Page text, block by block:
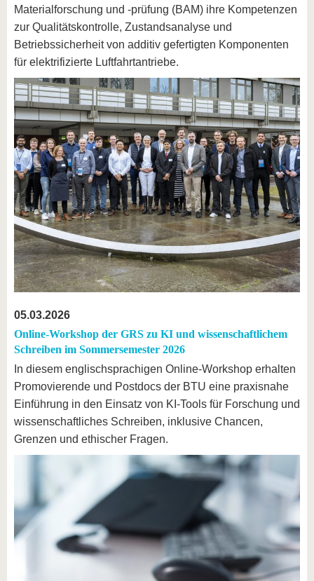
Materialforschung und -prüfung (BAM) ihre Kompetenzen
zur Qualitätskontrolle, Zustandsanalyse und
Betriebssicherheit von additiv gefertigten Komponenten
für elektrifizierte Luftfahrtantriebe.
05.03.2026
Online-Workshop der GRS zu KI und wissenschaftlichem
Schreiben im Sommersemester 2026
In diesem englischsprachigen Online-Workshop erhalten
Promovierende und Postdocs der BTU eine praxisnahe
Einführung in den Einsatz von KI-Tools für Forschung und
wissenschaftliches Schreiben, inklusive Chancen,
Grenzen und ethischer Fragen.